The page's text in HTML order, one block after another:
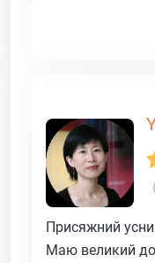
Присяжний
Маю великий